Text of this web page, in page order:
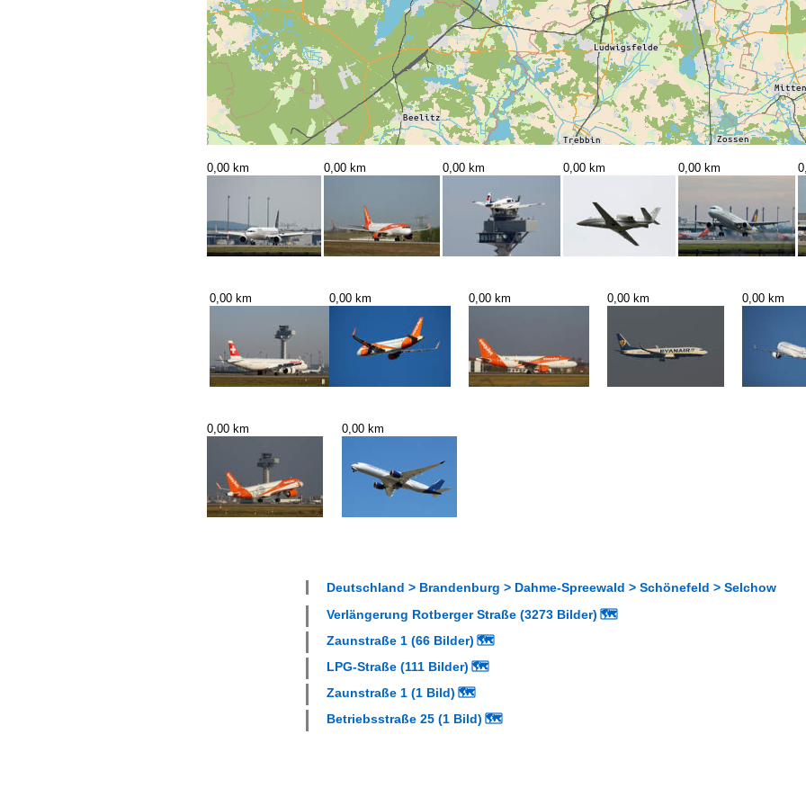
0,00 km 0,00 km 0,00 km 0,00 km 0,00 km
0,00 km 0,00 km 0,00 km 0,00 km 0,00 km
0,00 km 0,00 km
Deutschland > Brandenburg > Dahme-Spreewald > Schönefeld > Selchow
Verlängerung Rotberger Straße (3273 Bilder) 🗺
Zaunstraße 1 (66 Bilder) 🗺
LPG-Straße (111 Bilder) 🗺
Zaunstraße 1 (1 Bild) 🗺
Betriebsstraße 25 (1 Bild) 🗺